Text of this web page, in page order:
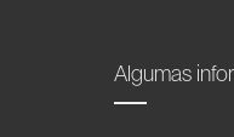
Algumas